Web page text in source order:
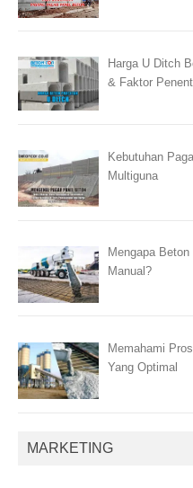
Harga U Ditch
& Faktor
Kebutuhan
Multiguna
Mengapa
Manual?
Memahami
Yang Optimal
MARKETING